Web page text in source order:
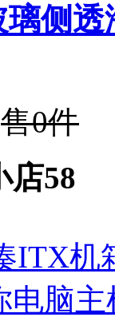
侧
售0件
店58